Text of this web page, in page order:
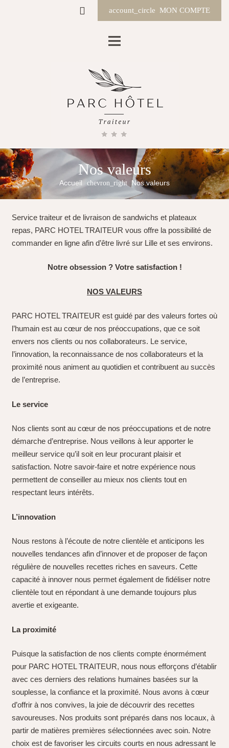
account_circle MON COMPTE
Nos valeurs
Accueil chevron_right Nos valeurs
Service traiteur et de livraison de sandwichs et plateaux
repas, PARC HOTEL TRAITEUR vous offre la possibilité de
commander en ligne afin d’être livré sur Lille et ses environs.
Notre obsession ? Votre satisfaction !
NOS VALEURS
PARC HOTEL TRAITEUR est guidé par des valeurs fortes où
l’humain est au cœur de nos préoccupations, que ce soit
envers nos clients ou nos collaborateurs. Le service,
l’innovation, la reconnaissance de nos collaborateurs et la
proximité nous animent au quotidien et contribuent au succès
de l’entreprise.
Le service
Nos clients sont au cœur de nos préoccupations et de notre
démarche d’entreprise. Nous veillons à leur apporter le
meilleur service qu’il soit en leur procurant plaisir et
satisfaction. Notre savoir-faire et notre expérience nous
permettent de conseiller au mieux nos clients tout en
respectant leurs intérêts.
L’innovation
Nous restons à l’écoute de notre clientèle et anticipons les
nouvelles tendances afin d’innover et de proposer de façon
régulière de nouvelles recettes riches en saveurs. Cette
capacité à innover nous permet également de fidéliser notre
clientèle tout en répondant à une demande toujours plus
avertie et exigeante.
La proximité
Puisque la satisfaction de nos clients compte énormément
pour PARC HOTEL TRAITEUR, nous nous efforçons d’établir
avec ces derniers des relations humaines basées sur la
souplesse, la confiance et la proximité. Nous avons à cœur
d’offrir à nos convives, la joie de découvrir des recettes
savoureuses. Nos produits sont préparés dans nos locaux, à
partir de matières premières sélectionnées avec soin. Notre
choix est de favoriser les circuits courts en nous adressant le